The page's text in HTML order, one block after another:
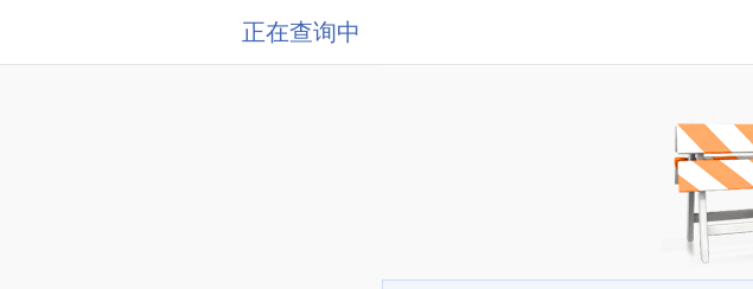
正在查询中